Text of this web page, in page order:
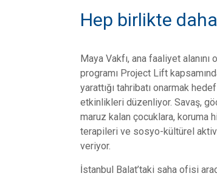
Hep birlikte
Maya Vakfı, ana faaliyet
programı Project Lift
yarattığı tahribatı onarmak
etkinlikleri düzenliyor. Savaş,
maruz kalan çocuklara, koruma
terapileri ve sosyo-kültürel
veriyor.
İstanbul Balat’taki saha ofisi